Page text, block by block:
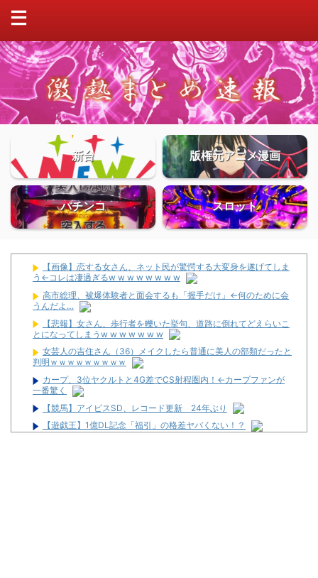
新台 版権元アニメ漫画
パチンコ スロット
【画像】恋する女さん、ネット民が驚愕する大変身を遂げてしま
う←コレは凄過ぎるw w w w w w w w
高市総理、被爆体験者と面会するも「握手だけ」←何のために会
うんだよ…
【悲報】女さん、歩行者を轢いた挙句、道路に倒れてどえらいこ
とになってしまうw w w w w w w
女芸人の吉住さん（36）メイクしたら普通に美人の部類だったと
判明ｗｗｗｗｗｗｗｗｗ
カープ、3位ヤクルトと4G差でCS射程圏内！←カープファンが
一番驚く
【競馬】アイビスSD、レコード更新 24年ぶり
【遊戯王】1億DL記念「福引」の格差ヤバくない！？